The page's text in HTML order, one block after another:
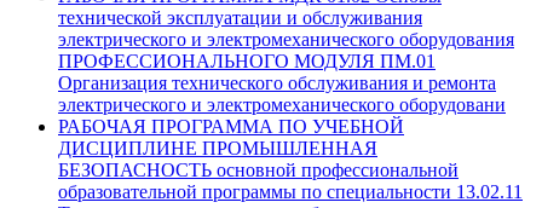
технической эксплуатации и обслуживания
электрического и электромеханического оборудования
ПРОФЕССИОНАЛЬНОГО МОДУЛЯ ПМ.01
Организация технического обслуживания и ремонта
электрического и электромеханического оборудовани
РАБОЧАЯ ПРОГРАММА ПО УЧЕБНОЙ
ДИСЦИПЛИНЕ ПРОМЫШЛЕННАЯ
БЕЗОПАСНОСТЬ основной профессиональной
образовательной программы по специальности 13.02.11